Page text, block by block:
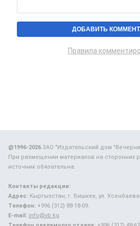
Правила
@1996-2026ЗАО "Издательский дом
При размещении материалов на сторонних
источник обязательна.
Контакты редакции:
Адрес: Кыргызстан, г. Бишкек, ул.
Телефон: +996 (312) 88-18-09.
E-mail: info@vb.kg